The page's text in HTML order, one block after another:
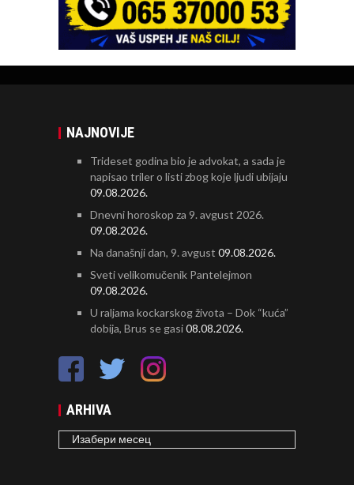
NAJNOVIJE
Trideset godina bio je advokat, a sada je
napisao triler o listi zbog koje ljudi ubijaju
09.08.2026.
Dnevni horoskop za 9. avgust 2026.
09.08.2026.
Na današnji dan, 9. avgust 09.08.2026.
Sveti velikomučenik Pantelejmon
09.08.2026.
U raljama kockarskog života – Dok “kuća”
dobija, Brus se gasi08.08.2026.
ARHIVA
ARHIVA